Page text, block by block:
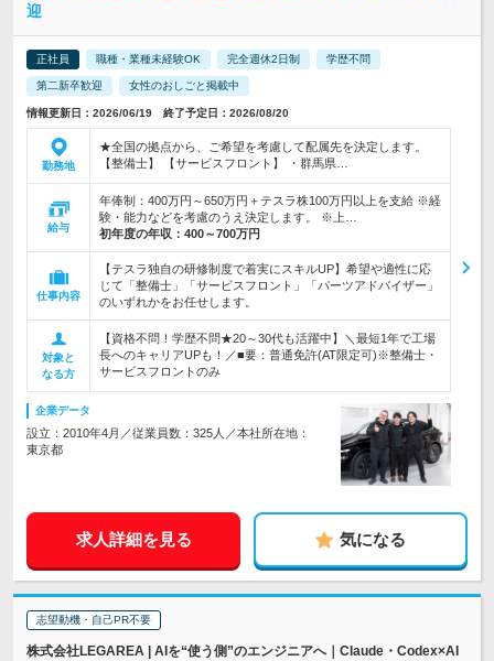
迎
正社員 職種・業種未経験OK 完全週休2日制 学歴不問
第二新卒歓迎 女性のおしごと掲載中
情報更新日：2026/06/19 終了予定日：2026/08/20
勤務地
★全国の拠点から、ご希望を考慮して配属先を決定します。
【整備士】 【サービスフロント】 ・群馬県…
給与
年俸制：400万円～650万円＋テスラ株100万円以上を支給 ※経
験・能力などを考慮のうえ決定します。 ※上…
初年度の年収： 400～700万円
仕事内容
【テスラ独自の研修制度で着実にスキルUP】希望や適性に応
じて「整備士」「サービスフロント」「パーツアドバイザー」
のいずれかをお任せします。
対象と
なる方
【資格不問！学歴不問★20～30代も活躍中】＼最短1年で工場
長へのキャリアUPも！／■要：普通免許(AT限定可)※整備士・
サービスフロントのみ
企業データ
設立：2010年4月／従業員数：325人／本社所在地：
東京都
求人詳細を見る 気になる
志望動機・自己PR不要
株式会社LEGAREA | AIを“使う側”のエンジニアへ｜Claude・Codex×AI